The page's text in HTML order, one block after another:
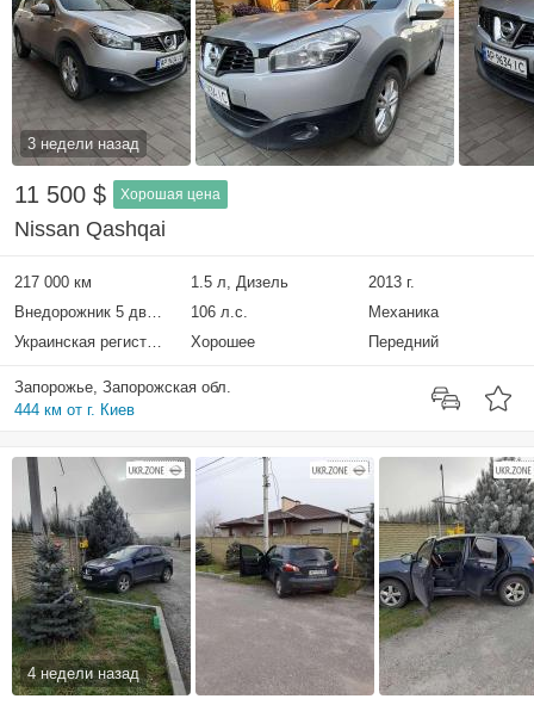
3 недели назад
11 500 $ Хорошая цена
Nissan Qashqai
217 000 км 1.5 л, Дизель
2013 г.
Внедорожник 5 дверей
106 л.с.
Механика
Украинская регистрация
Хорошее Передний
Запорожье, Запорожская обл.
444 км от г. Киев
4 недели назад